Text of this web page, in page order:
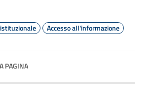
Accesso all'informazione
PAGINA